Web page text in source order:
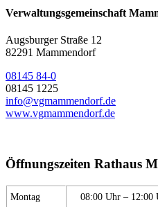
Verwaltungsgemeinschaft
Augsburger Straße 12
82291 Mammendorf
08145 84-0
08145 1225
info@vgmammendorf.de
www.vgmammendorf.de
Öffnungszeiten Rathaus
Montag 08:00 Uhr – 12:00